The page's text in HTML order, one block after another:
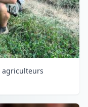
agriculteurs